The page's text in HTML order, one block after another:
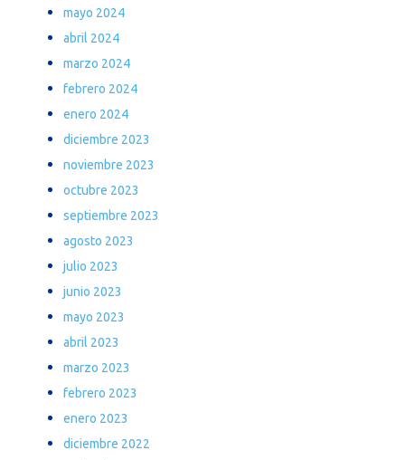
mayo 2024
abril 2024
marzo 2024
febrero 2024
enero 2024
diciembre 2023
noviembre 2023
octubre 2023
septiembre 2023
agosto 2023
julio 2023
junio 2023
mayo 2023
abril 2023
marzo 2023
febrero 2023
enero 2023
diciembre 2022